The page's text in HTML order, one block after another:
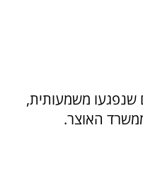
שנפגעו משמעותית,
האוצר.